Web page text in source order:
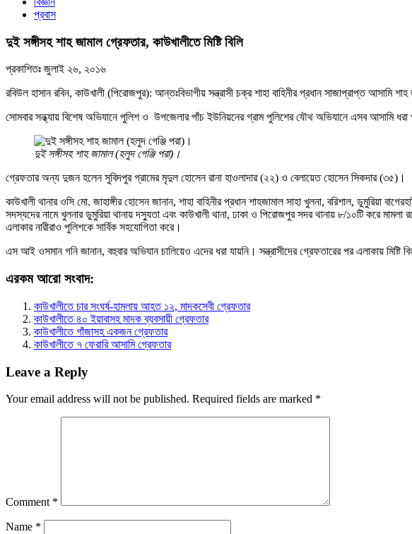
প্রবাস
দুই সঙ্গীসহ শাহ জামাল গ্রেফতার, কাউখালীতে মিষ্টি বিলি
প্রকাশিতঃ জুলাই ২৬, ২০১৬
রবিউল হাসান রবিন, কাউখালী (পিরোজপুর): আন্তঃবিভাগীয় সন্ত্রাসী চক্র শাহা বাহিনীর প্রধান সাজাপ্রাপ্ত
সোমবার সন্ধ্যায় বিশেষ অভিযানে পুলিশ ও উপজেলার পাঁচ ইউনিয়নের গ্রাম পুলিশের যৌথ অভিযানে এসব আসামি
দুই সঙ্গীসহ শাহ জামাল (হলুদ গেঞ্জি পরা)।
গ্রেফতার অন্য দুজন হলেন সুবিদপুর গ্রামের মৃদুল হোসেন রানা হাওলাদার (২২) ও বেলায়েত হোসেন সিকদার (৩৫)।
কাউখালী থানার ওসি মো. জাহাঙ্গীর হোসেন জানান, শাহা বাহিনীর প্রধান শাহজামাল সাহা খুলনা, বরিশাল, ডুমুরিয়া
সদস্যদের নামে খুলনার ডুমুরিয়া থানায় দস্যুতা এবং কাউখালী থানা, ঢাকা ও পিরোজপুর সদর থানায় ৮/১০টি করে
এলাকার নারীরাও পুলিশকে সার্বিক সহযোগিতা করে।
এস আই ওসমান গনি জানান, বহুবার অভিযান চালিয়েও এদের ধরা যায়নি। সন্ত্রাসীদের গ্রেফতারের পর এলাকায় মিষ্টি
এরকম আরো সংবাদ:
কাউখালীতে চার সংঘর্ষ-হামলায় আহত ১২, মাদকসেবী গ্রেফতার
কাউখালীতে ৪০ ইয়াবাসহ মাদক ব্যবসায়ী গ্রেফতার
কাউখালীতে গাঁজাসহ একজন গ্রেফতার
কাউখালীতে ৭ ফেরারি আসামি গ্রেফতার
Leave a Reply
Your email address will not be published. Required fields are marked *
Comment *
Name *